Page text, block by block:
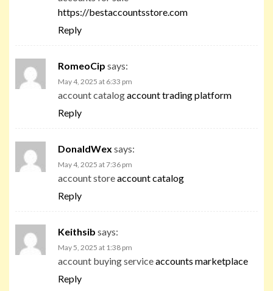
https://bestaccountsstore.com
Reply
RomeoCip says:
May 4, 2025 at 6:33 pm
account catalogaccount trading platform
Reply
DonaldWex says:
May 4, 2025 at 7:36 pm
account storeaccount catalog
Reply
Keithsib says:
May 5, 2025 at 1:38 pm
account buying serviceaccounts marketplace
Reply